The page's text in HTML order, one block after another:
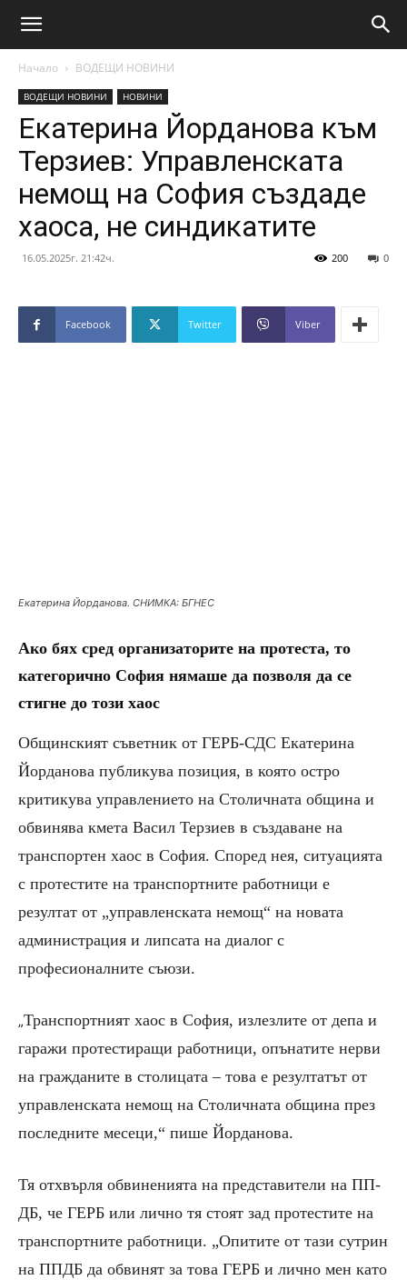
Начало ВОДЕЩИ НОВИНИ
ВОДЕЩИ НОВИНИ НОВИНИ
Екатерина Йорданова към
Терзиев: Управленската
немощ на София създаде
хаоса, не синдикатите
16.05.2025г. 21:42ч. 0
200
Facebook Twitter Viber
Екатерина Йорданова. СНИМКА: БГНЕС
Ако бях сред организаторите на протеста, то
категорично София нямаше да позволя да се
стигне до този хаос
Общинският съветник от ГЕРБ-СДС Екатерина
Йорданова публикува позиция, в която остро
критикува управлението на Столичната община и
обвинява кмета Васил Терзиев в създаване на
транспортен хаос в София. Според нея, ситуацията
с протестите на транспортните работници е
резултат от „управленската немощ“ на новата
администрация и липсата на диалог с
професионалните съюзи.
„Транспортният хаос в София, излезлите от депа и
гаражи протестиращи работници, опънатите нерви
на гражданите в столицата – това е резултатът от
управленската немощ на Столичната община през
последните месеци,“ пише Йорданова.
Тя отхвърля обвиненията на представители на ПП-
ДБ, че ГЕРБ или лично тя стоят зад протестите на
транспортните работници. „Опитите от тази сутрин
на ППДБ да обвинят за това ГЕРБ и лично мен като